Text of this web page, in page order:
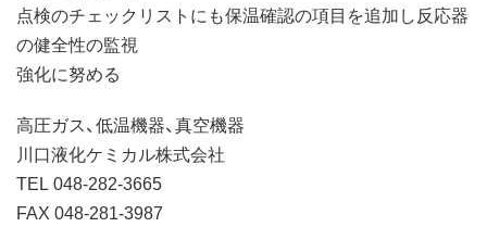
点検のチェックリストにも保温確認の項目を追加し反応器
の健全性の監視
強化に努める
高圧ガス、低温機器、真空機器
川口液化ケミカル株式会社
TEL 048-282-3665
FAX 048-281-3987